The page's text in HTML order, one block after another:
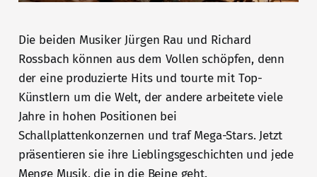
Die beiden Musiker Jürgen Rau und Richard
Rossbach können aus dem Vollen schöpfen, denn
der eine produzierte Hits und tourte mit Top-
Künstlern um die Welt, der andere arbeitete viele
Jahre in hohen Positionen bei
Schallplattenkonzernen und traf Mega-Stars. Jetzt
präsentieren sie ihre Lieblingsgeschichten und jede